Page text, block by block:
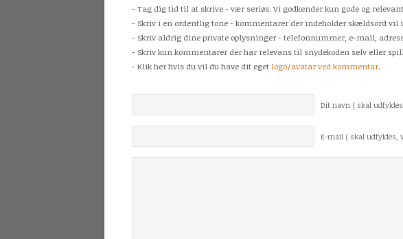
- Tag dig tid til at skrive - vær seriøs. Vi godkender kun gode og
- Skriv i en ordentlig tone - kommentarer der indeholder skældsord vil
- Skriv aldrig dine private oplysninger - telefonnummer, e-mail,
- Skriv kun kommentarer der har relevans til snydekoden selv eller
- Klik her hvis du vil du have dit eget logo/avatar ved kommentar.
Dit navn ( skal
E-mail ( skal udfyldes,